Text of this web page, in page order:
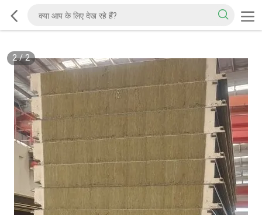
2/2